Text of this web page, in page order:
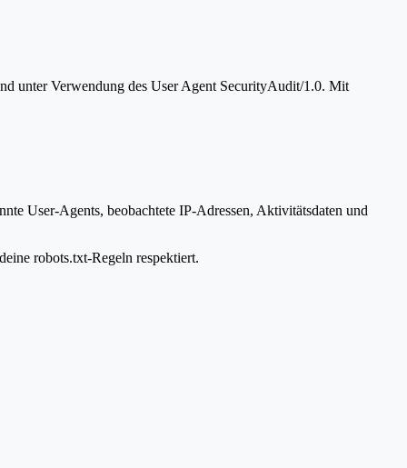
unter Verwendung des User Agent SecurityAudit/1.0. Mit
User-Agents, beobachtete IP-Adressen, Aktivitätsdaten und
robots.txt-Regeln respektiert.